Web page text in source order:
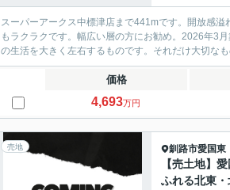
スーパーアークス中標津店まで441mです。開放感
もラクラクです。幅広い層の方にお勧め。2026年3
の生活を大きく左右するものです。それだけ大切な
価格
4,693万円
売地 釧路市愛国東
【売土地】
ふれる北東・